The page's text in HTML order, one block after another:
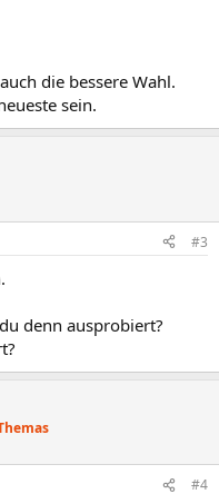
die bessere Wahl.
sein.
#3
denn ausprobiert?
#4